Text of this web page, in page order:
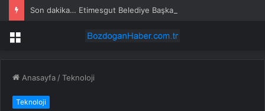
Menü
Anasayfa /Teknoloji
Teknoloji